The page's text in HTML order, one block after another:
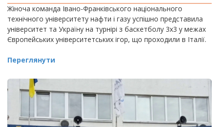
Жіноча команда Івано-Франківського національного
технічного університету нафти і газу успішно представила
університет та Україну на турнірі з баскетболу 3х3 у межах
Європейських університетських ігор, що проходили в Італії.
Переглянути